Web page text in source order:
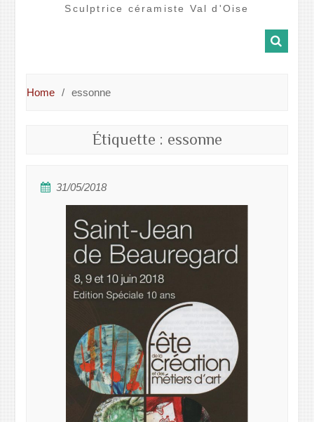
Sculptrice céramiste Val d'Oise
Home essonne
Étiquette : essonne
31/05/2018